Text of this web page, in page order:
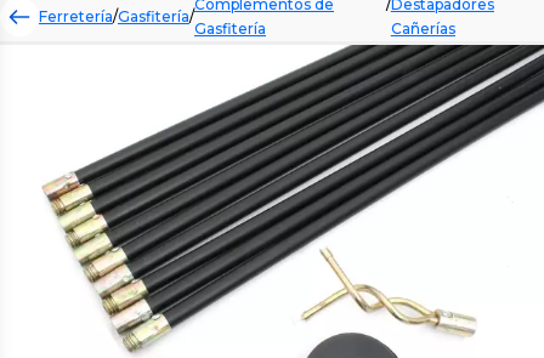
Ferretería/Gasfitería/
Complementos de
Gasfitería
/Destapadores
Cañerías